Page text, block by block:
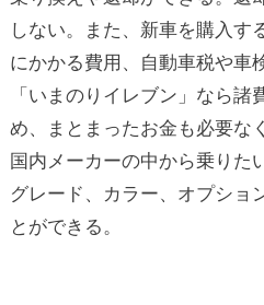
しない。また、新車を購入す
にかかる費用、自動車税や車
「いまのりイレブン」なら
め、まとまったお金も必要な
国内メーカーの中から乗りた
グレード、カラー、オプショ
とができる。